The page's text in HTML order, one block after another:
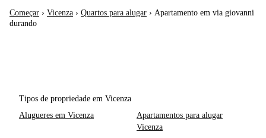
Começar › Vicenza › Quartos para alugar › Apartamento em via giovanni
durando
Tipos de propriedade em Vicenza
Alugueres em Vicenza
Apartamentos para alugar
Vicenza